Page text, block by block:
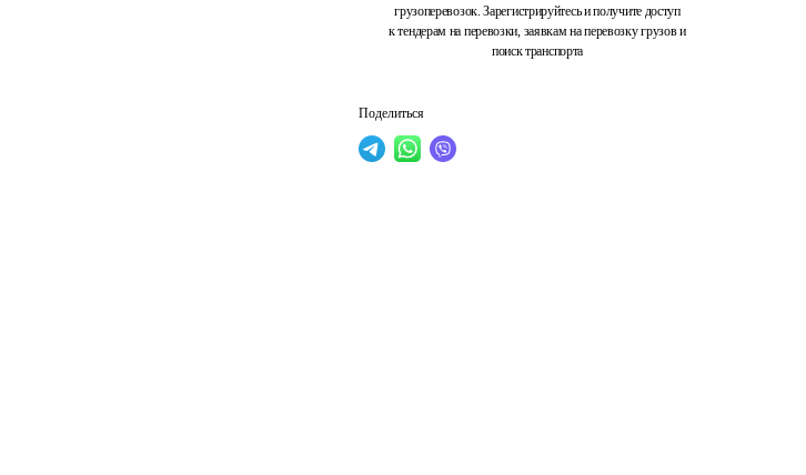
грузоперевозок. Зарегистрируйтесь и получите доступ
к тендерам на перевозки, заявкам на перевозку грузов и
поиск транспорта
Поделиться